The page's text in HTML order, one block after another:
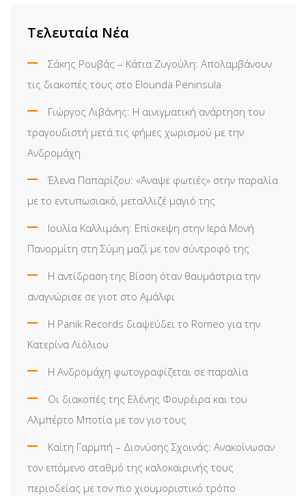
Τελευταία Νέα
Σάκης Ρουβάς – Κάτια Ζυγούλη: Απολαμβάνουν
τις διακοπές τους στο Elounda Peninsula
Γιώργος Λιβάνης: Η αινιγματική ανάρτηση του
τραγουδιστή μετά τις φήμες χωρισμού με την
Ανδρομάχη
Έλενα Παπαρίζου: «Άναψε φωτιές» στην παραλία
με το εντυπωσιακό, μεταλλιζέ μαγιό της
Ιουλία Καλλιμάνη: Επίσκεψη στην Ιερά Μονή
Πανορμίτη στη Σύμη μαζί με τον σύντροφό της
Η αντίδραση της Βίσση όταν θαυμάστρια την
αναγνώρισε σε γιοτ στο Αμάλφι
Η Panik Records διαψεύδει το Romeo για την
Κατερίνα Λιόλιου
Η Ανδρομάχη φωτογραφίζεται σε παραλία
Οι διακοπές της Ελένης Φουρέιρα και του
Αλμπέρτο Μποτία με τον γιο τους
Καίτη Γαρμπή – Διονύσης Σχοινάς: Ανακοίνωσαν
τον επόμενο σταθμό της καλοκαιρινής τους
περιοδείας με τον πιο χιουμοριστικό τρόπο